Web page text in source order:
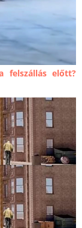
felszállás előtt?